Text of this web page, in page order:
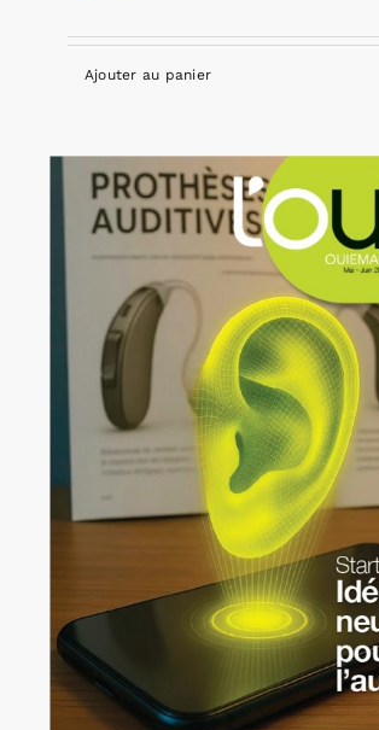
Ajouter au panier